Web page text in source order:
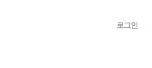
로그인